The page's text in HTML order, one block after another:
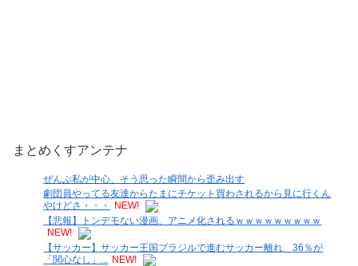
まとめくすアンテナ
ぜんぶ私が中心、そう思った瞬間から歪み出す
劇団員やってる友達からたまにチケット買わされるから見に行くん
やけどさ・・・
NEW!
【悲報】トンデモない漫画、アニメ化されるｗｗｗｗｗｗｗｗｗ
NEW!
【サッカー】サッカー王国ブラジルで進むサッカー離れ 36％が
「関心なし」...
NEW!